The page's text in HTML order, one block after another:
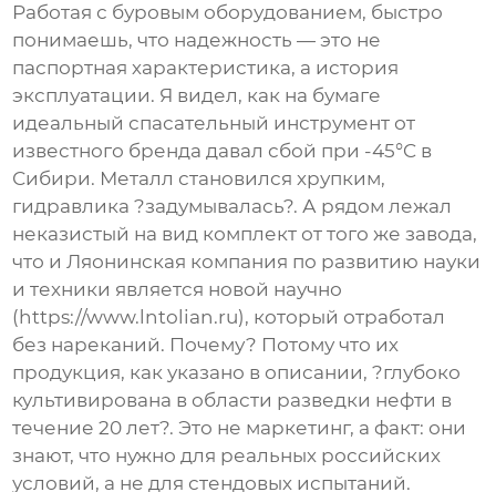
Работая с буровым оборудованием, быстро
понимаешь, что надежность — это не
паспортная характеристика, а история
эксплуатации. Я видел, как на бумаге
идеальный спасательный инструмент от
известного бренда давал сбой при -45°C в
Сибири. Металл становился хрупким,
гидравлика ?задумывалась?. А рядом лежал
неказистый на вид комплект от того же завода,
что и Ляонинская компания по развитию науки
и техники является новой научно
(https://www.lntolian.ru), который отработал
без нареканий. Почему? Потому что их
продукция, как указано в описании, ?глубоко
культивирована в области разведки нефти в
течение 20 лет?. Это не маркетинг, а факт: они
знают, что нужно для реальных российских
условий, а не для стендовых испытаний.